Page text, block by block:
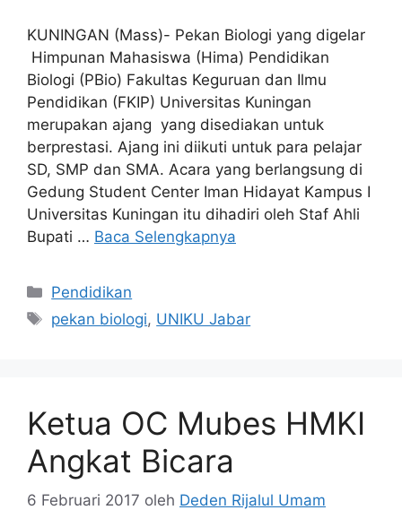
KUNINGAN (Mass)- Pekan Biologi yang digelar
Himpunan Mahasiswa (Hima) Pendidikan
Biologi (PBio) Fakultas Keguruan dan Ilmu
Pendidikan (FKIP) Universitas Kuningan
merupakan ajang yang disediakan untuk
berprestasi. Ajang ini diikuti untuk para pelajar
SD, SMP dan SMA. Acara yang berlangsung di
Gedung Student Center Iman Hidayat Kampus I
Universitas Kuningan itu dihadiri oleh Staf Ahli
Bupati … Baca Selengkapnya
Kategori
Pendidikan
Tag
pekan biologi, UNIKU Jabar
Ketua OC Mubes HMKI
Angkat Bicara
6 Februari 2017 oleh Deden Rijalul Umam